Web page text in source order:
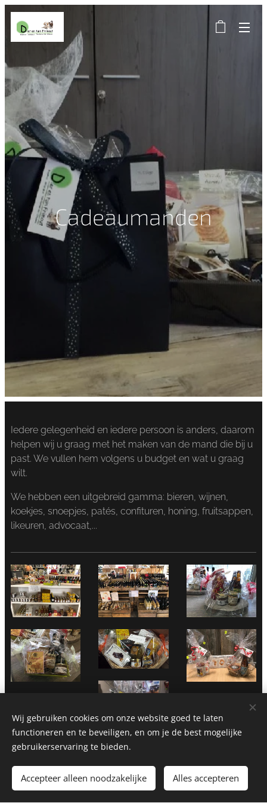
Cadeaumanden
Iedere gelegenheid en iedere persoon is anders, daarom
helpen wij u graag met het maken van de mand die bij u
past. We vullen hem volgens u budget en wat u graag
wilt.
We hebben een uitgebreid gamma: bieren, wijnen,
koekjes, snoepjes, patés, confituren, honing, fruitsappen,
likeuren, advocaat,...
Wij gebruiken cookies om onze website goed te laten
functioneren en te beveiligen, en om je de best mogelijke
gebruikerservaring te bieden.
Accepteer alleen noodzakelijke Alles accepteren